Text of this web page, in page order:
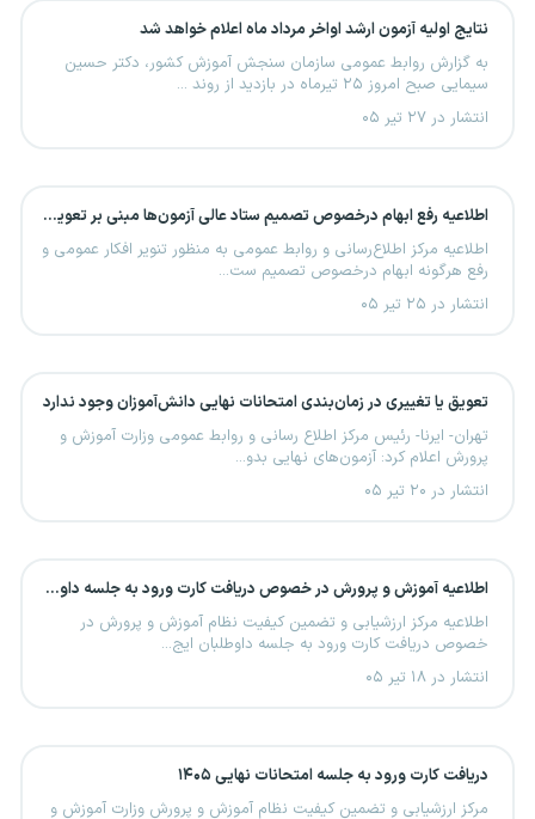
نتایج اولیه آزمون ارشد اواخر مرداد ماه اعلام خواهد شد
به گزارش روابط عمومی سازمان سنجش آموزش کشور، دکتر حسین
سیمایی صبح امروز ۲۵ تیرماه در بازدید از روند ...
انتشار در ۲۷ تیر ۰۵
اطلاعیه رفع ابهام درخصوص تصمیم ستاد عالی آزمون‌ها مبنی بر تعویق امتحانات نهایی در ۴ استان کشور
اطلاعیه مرکز اطلاع‌رسانی و روابط عمومی به منظور تنویر افکار عمومی و
رفع هرگونه ابهام درخصوص تصمیم ست...
انتشار در ۲۵ تیر ۰۵
تعویق یا تغییری در زمان‌بندی امتحانات نهایی دانش‌آموزان وجود ندارد
تهران- ایرنا- رئیس مرکز اطلاع رسانی و روابط عمومی وزارت آموزش و
پرورش اعلام کرد: آزمون‌های نهایی بدو...
انتشار در ۲۰ تیر ۰۵
اطلاعیه آموزش و پرورش در خصوص دریافت کارت ورود به جلسه داوطلبان ایجاد یا ترمیم سابقه تحصیلی
اطلاعیه مرکز ارزشیابی و تضمین کیفیت نظام آموزش و پرورش در
خصوص دریافت کارت ورود به جلسه داوطلبان ایج...
انتشار در ۱۸ تیر ۰۵
دریافت کارت ورود به جلسه امتحانات نهایی ۱۴۰۵
مرکز ارزشیابی و تضمین کیفیت نظام آموزش و پرورش وزارت آموزش و